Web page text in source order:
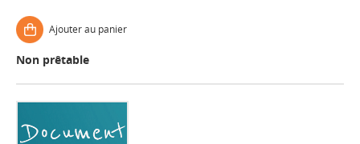
Ajouter au panier
Non prêtable